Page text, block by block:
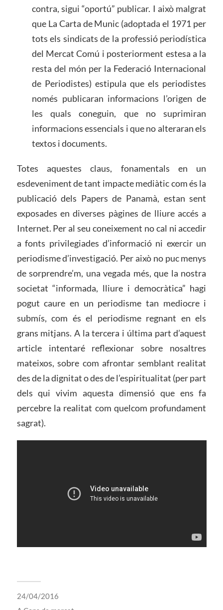
contra, sigui “oportú” publicar. I això malgrat
que La Carta de Munic (adoptada el 1971 per
tots els sindicats de la professió periodística
del Mercat Comú i posteriorment estesa a la
resta del món per la Federació Internacional
de Periodistes) estipula que els periodistes
només publicaran informacions l’origen de
les quals coneguin, que no suprimiran
informacions essencials i que no alteraran els
textos i documents.
Totes aquestes claus, fonamentals en un
esdeveniment de tant impacte mediàtic com és la
publicació dels Papers de Panamà, estan sent
exposades en diverses pàgines de lliure accés a
Internet. Per al seu coneixement no cal ni accedir
a fonts privilegiades d’informació ni exercir un
periodisme d’investigació. Per això no puc menys
de sorprendre’m, una vegada més, que la nostra
societat “informada, lliure i democràtica” hagi
pogut caure en un periodisme tan mediocre i
submís, com és el periodisme regnant en els
grans mitjans. A la tercera i última part d’aquest
article intentaré reflexionar sobre nosaltres
mateixos, sobre com afrontar semblant realitat
des de la dignitat o des de l’espiritualitat (per part
dels qui vivim aquesta dimensió que ens fa
percebre la realitat com quelcom profundament
sagrat).
24/04/2016